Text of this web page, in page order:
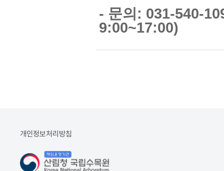
- 문의: 031-540-
9:00~17:00)
개인정보처리방침